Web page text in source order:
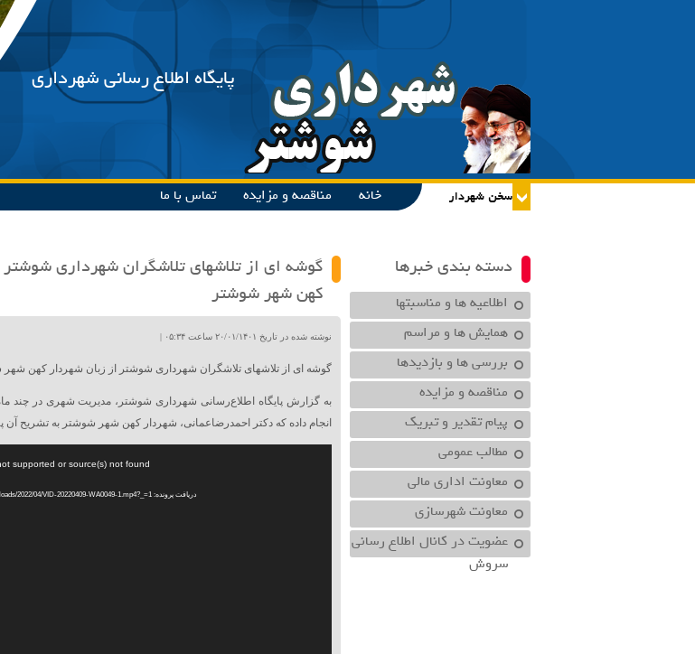
پایگاه اطلاع رسانی شهرداری
خانه مناقصه و مزایده تماس با ما
دسته بندی خبرها
اطلاعیه ها و مناسبتها
همایش ها و مراسم
بررسی ها و بازدیدها
مناقصه و مزایده
پیام تقدیر و تبریک
مطالب عمومی
معاونت اداري مالي
معاونت شهرسازي
عضویت در کانال اطلاع رسانی
سروش
گوشه ای از تلاشهای تلاشگران شهرداری شوشتر
کهن شهر شوشتر
نوشته شده در تاریخ ۲۰/۰۱/۱۴۰۱ ساعت ۰۵:۳۴ |
گوشه ای از تلاشهای تلاشگران شهرداری شوشتر از زبان شهردار کهن
به گزارش پایگاه اطلاع‌رسانی شهرداری شوشتر، مدیریت شهری در چند ماه
انجام داده که دکتر احمدرضاعمانی، شهردار کهن شهر شوشتر به تشریح آن
supported or source(s) not found
دریافت پرونده: http://shoushtar.ir/wp-content/uploads/2022/04/VID-20220409-WA0049-1.mp4?_=1